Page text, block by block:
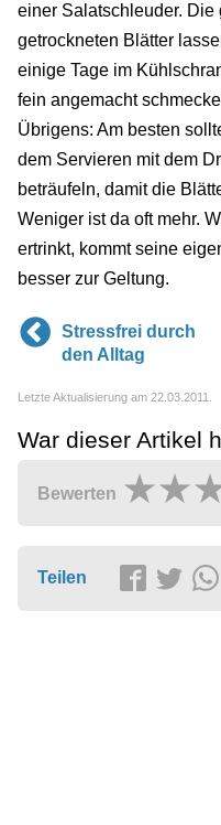
einer Salatschleuder.
getrockneten Blätter
einige Tage im
fein angemacht
Übrigens: Am besten
dem Servieren mit dem
beträufeln, damit die
Weniger ist da oft mehr.
ertrinkt, kommt seine
besser zur Geltung.
Stressfrei durch
den Alltag
Letzte Aktualisierung am 22.03.2011.
War dieser Artikel
Bewerten
Teilen